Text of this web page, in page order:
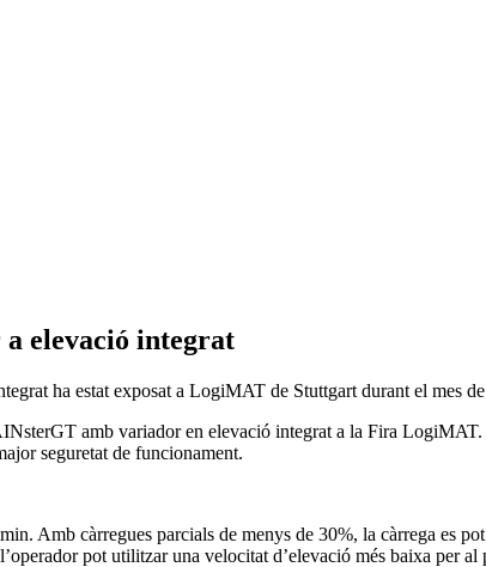
elevació integrat
ha estat exposat a LogiMAT de Stuttgart durant el mes
amb variador en elevació integrat a la Fira
seguretat de funcionament.
Amb càrregues parcials de menys de 30%, la càrrega es
pot utilitzar una velocitat d’elevació més baixa per al